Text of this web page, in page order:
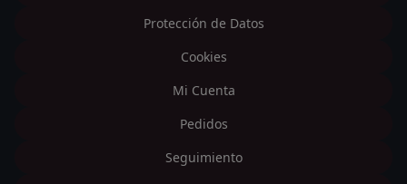
Protección de Datos
Cookies
Mi Cuenta
Pedidos
Seguimiento